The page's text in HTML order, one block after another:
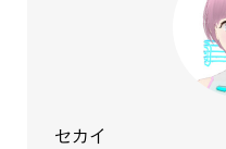
セカイ